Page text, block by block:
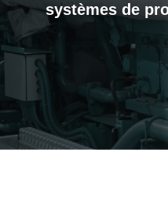
systèmes de